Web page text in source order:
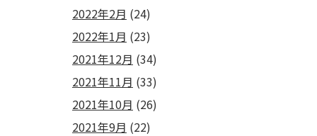
2022年2月 (24)
2022年1月 (23)
2021年12月 (34)
2021年11月 (33)
2021年10月 (26)
2021年9月 (22)